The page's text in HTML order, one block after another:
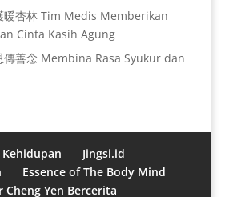
暖杏林 Tim Medis Memberikan
Cinta Kasih Agung
傳善念 Membina Rasa Syukur dan
Jingsi.id
Essence of The Body Mind
Cheng Yen Bercerita